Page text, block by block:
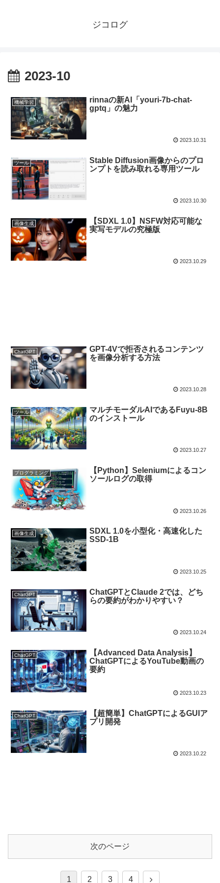
ジコログ
2023-10
機械学習
rinnaの新AI「youri-7b-chat-
gptq」の魅力
2023.10.31
ツール
Stable Diffusion画像からのプロ
ンプトを読み取れる専用ツール
2023.10.30
画像生成
【SDXL 1.0】NSFW対応可能な
実写モデルの究極版
2023.10.29
ChatGPT
GPT-4Vで拒否されるコンテンツ
を画像分析する方法
2023.10.28
ツール
マルチモーダルAIであるFuyu-8B
のインストール
2023.10.27
プログラミング
【Python】Seleniumによるコン
ソールログの取得
2023.10.26
画像生成
SDXL 1.0を小型化・高速化した
SSD-1B
2023.10.25
ChatGPT
ChatGPTとClaude 2では、どち
らの要約がわかりやすい？
2023.10.24
ChatGPT
【Advanced Data Analysis】
ChatGPTによるYouTube動画の
要約
2023.10.23
ChatGPT
【超簡単】ChatGPTによるGUIア
プリ開発
2023.10.22
次のページ
1 2 3 4